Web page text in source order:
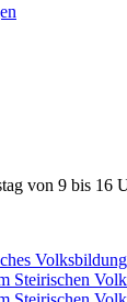
von 9 bis 16
Steirischen